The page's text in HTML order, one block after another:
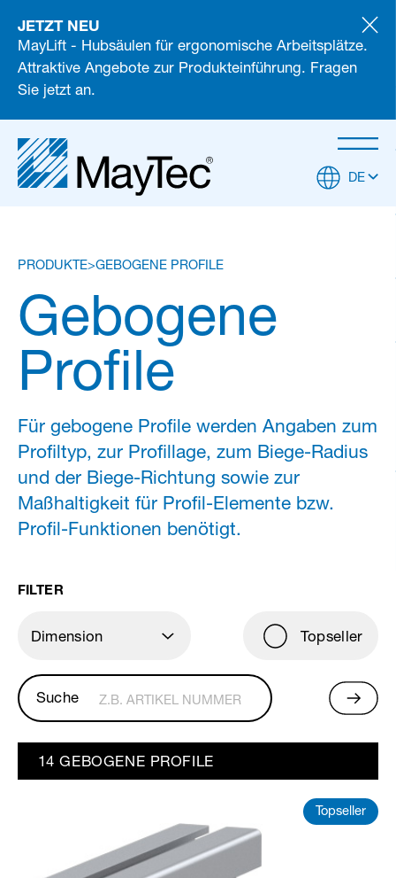
JETZT NEU
MayLift - Hubsäulen für ergonomische Arbeitsplätze.
Attraktive Angebote zur Produkteinführung. Fragen
Sie jetzt an.
DE
PRODUKTE GEBOGENE PROFILE
Gebogene
Profile
Für gebogene Profile werden Angaben zum
Profiltyp, zur Profillage, zum Biege-Radius
und der Biege-Richtung sowie zur
Maßhaltigkeit für Profil-Elemente bzw.
Profil-Funktionen benötigt.
FILTER
Dimension Topseller
Z.B. ARTIKEL NUMMER
14 GEBOGENE PROFILE
Topseller